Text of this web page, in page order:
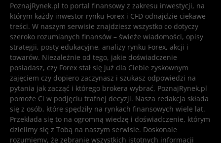
PoznajRynek.pl to portal finansowy z zakresu inwestycji, na
którym każdy inwestor rynku Forex i CFD odnajdzie ciekawe
treści. W naszym serwisie znajdziesz wszystko co dotyczy
szeroko rozumianych finansów – świeże wiadomości, opisy
strategii, posty edukacyjne, analizy rynku Forex, akcji i
towarów. Niezależnie od tego, jakie doświadczenie
posiadasz, czy Forex stał się już dla Ciebie zyskownym
zajęciem czy dopiero zaczynasz i szukasz odpowiedzi na
pytania jak zacząć i którego brokera wybrać, PoznajRynek.pl
pomoże Ci w podjęciu trafnej decyzji. Nasza redakcja składa
się z osób, które spędziły na rynkach finansowych wiele lat.
Przekłada się to na ogromną wiedzę i doświadczenie, którym
dzielimy się z Tobą na naszym serwisie. Doskonale
rozumiemy, że zebranie wszystkich istotnych informacji